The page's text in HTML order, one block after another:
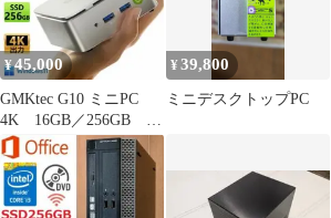
¥45,000
GMKtec G10 ミニPC
4K 16GB／256GB
Windows11
¥39,800
ミニデスクトップPC